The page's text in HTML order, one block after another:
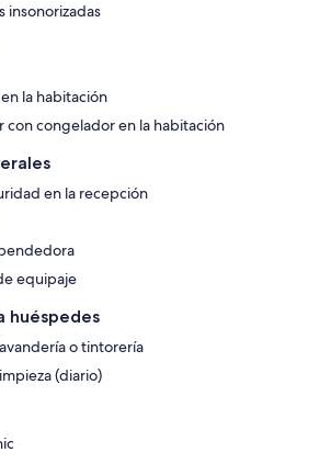
insonorizadas
la habitación
con congelador en la habitación
en la recepción
equipaje
huéspedes
o tintorería
(diario)